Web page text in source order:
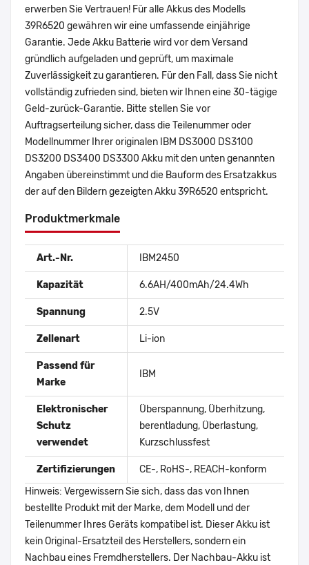
erwerben Sie Vertrauen! Für alle Akkus des Modells
39R6520 gewähren wir eine umfassende einjährige
Garantie. Jede Akku Batterie wird vor dem Versand
gründlich aufgeladen und geprüft, um maximale
Zuverlässigkeit zu garantieren. Für den Fall, dass Sie nicht
vollständig zufrieden sind, bieten wir Ihnen eine 30-tägige
Geld-zurück-Garantie. Bitte stellen Sie vor
Auftragserteilung sicher, dass die Teilenummer oder
Modellnummer Ihrer originalen IBM DS3000 DS3100
DS3200 DS3400 DS3300 Akku mit den unten genannten
Angaben übereinstimmt und die Bauform des Ersatzakkus
der auf den Bildern gezeigten Akku 39R6520 entspricht.
Produktmerkmale
Art.-Nr. IBM2450
Kapazität 6.6AH/400mAh/24.4Wh
Spannung 2.5V
Zellenart Li-ion
Passend für
Marke
IBM
Elektronischer
Schutz
verwendet
Überspannung, Überhitzung,
berentladung, Überlastung,
Kurzschlussfest
Zertifizierungen
CE-, RoHS-, REACH-konform
Hinweis: Vergewissern Sie sich, dass das von Ihnen
bestellte Produkt mit der Marke, dem Modell und der
Teilenummer Ihres Geräts kompatibel ist. Dieser Akku ist
kein Original-Ersatzteil des Herstellers, sondern ein
Nachbau eines Fremdherstellers. Der Nachbau-Akku ist